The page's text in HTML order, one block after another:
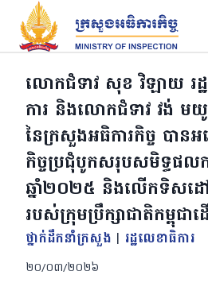
Skip
content
លោកជំទាវ សុខ វិឡាយ រដ្ឋ
ការ និងលោកជំទាវ វង់ មយូរ
នៃក្រសួងអធិការកិច្ច បាន
កិច្ចប្រជុំបូកសរុបសមិទ្ធផលក
ឆ្នាំ២០២៥ និងលើកទិសដៅ
របស់ក្រុមប្រឹក្សាជាតិកម្ពុជាដ
ថ្នាក់ដឹកនាំក្រសួង | រដ្ឋលេខាធិការ
២០/០៣/២០២៦